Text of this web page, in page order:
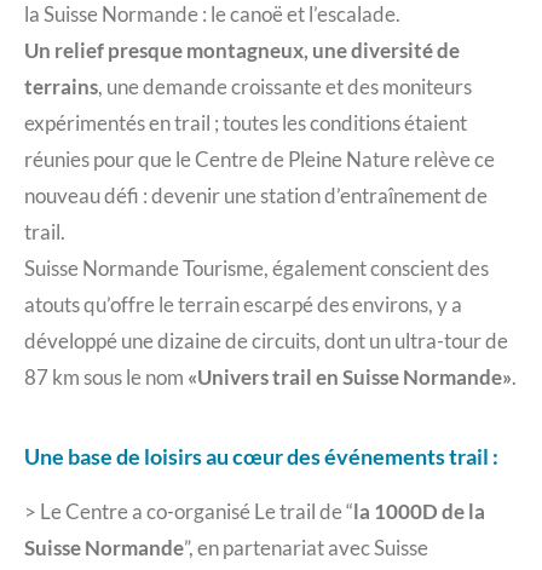
la Suisse Normande : le canoë et l’escalade.
Un relief presque montagneux, une diversité de
terrains, une demande croissante et des moniteurs
expérimentés en trail ; toutes les conditions étaient
réunies pour que le Centre de Pleine Nature relève ce
nouveau défi : devenir une station d’entraînement de
trail.
Suisse Normande Tourisme, également conscient des
atouts qu’offre le terrain escarpé des environs, y a
développé une dizaine de circuits, dont un ultra-tour de
87 km sous le nom «Univers trail en Suisse Normande».
Une base de loisirs au cœur des événements trail :
> Le Centre a co-organisé Le trail de “la 1000D de la
Suisse Normande”, en partenariat avec Suisse